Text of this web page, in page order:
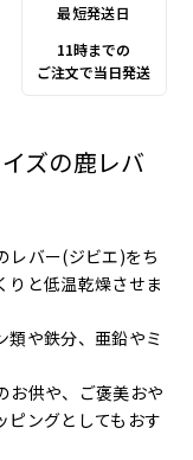
最短発送日
11時までの
ご注文で当日発送
ズの鹿レバ
レバー(ジビエ)をち
りと低温乾燥させま
類や鉄分、亜鉛やミ
お供や、ご褒美おや
ピングとしてもおす